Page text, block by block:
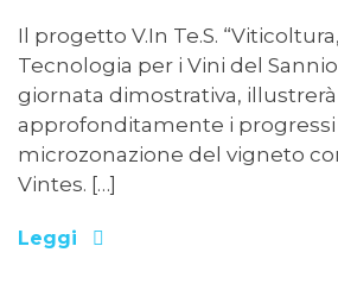
Il progetto V.In Te.S.
Tecnologia per i Vini del
giornata dimostrativa, illustrerà
approfonditamente i progressi
microzonazione del vigneto
Vintes. […]
Leggi